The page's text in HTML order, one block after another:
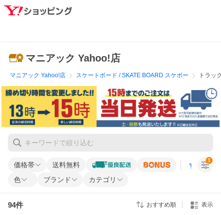
マニアック Yahoo!店
マニアック Yahoo!店 スケートボード / SKATE BOARD スケボー トラッ
価格帯 送料無料 すべての条
色 ブランド カテゴリ
1
94件 おすすめ順 表示